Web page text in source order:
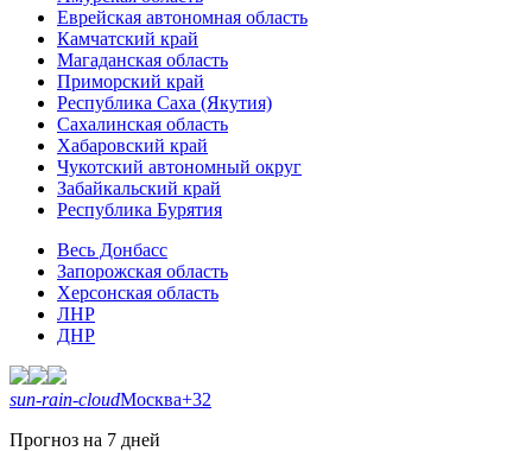
Еврейская автономная область
Камчатский край
Магаданская область
Приморский край
Республика Саха (Якутия)
Сахалинская область
Хабаровский край
Чукотский автономный округ
Забайкальский край
Республика Бурятия
Весь Донбасс
Запорожская область
Херсонская область
ЛНР
ДНР
sun-rain-cloudМосква+32
Прогноз на 7 дней